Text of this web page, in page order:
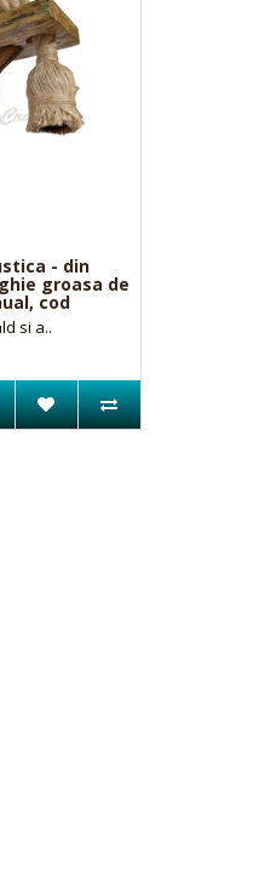
- din
groasa de
cod
si a..